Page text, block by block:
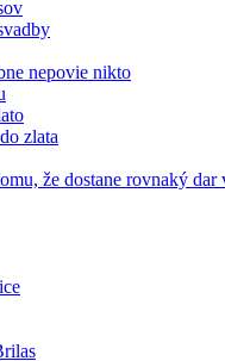
nepovie nikto
zlata
že dostane rovnaký dar